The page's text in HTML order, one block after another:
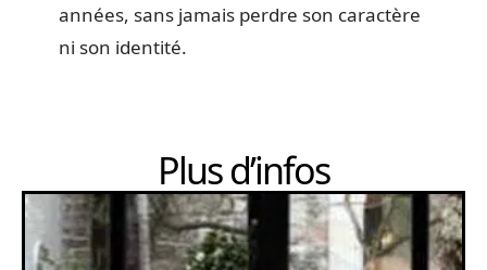
années, sans jamais perdre son caractère
ni son identité.
Plus d’infos